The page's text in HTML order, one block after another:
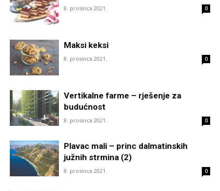
8. prosinca 2021. 0
Maksi keksi
8. prosinca 2021. 0
Vertikalne farme – rješenje za
budućnost
8. prosinca 2021. 0
Plavac mali – princ dalmatinskih
južnih strmina (2)
8. prosinca 2021. 0